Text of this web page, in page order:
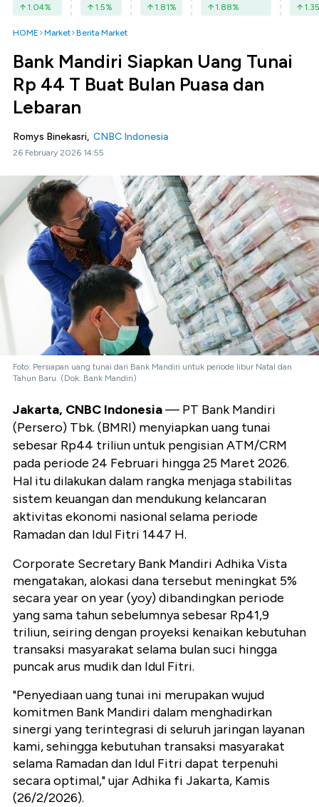
1.04% 1.5% 1.81% 1.88% 1.35
HOME Market Berita Market
Bank Mandiri Siapkan Uang Tunai
Rp 44 T Buat Bulan Puasa dan
Lebaran
Romys Binekasri, CNBC Indonesia
26 February 2026 14:55
Foto: Persiapan uang tunai dari Bank Mandiri untuk periode libur Natal dan
Tahun Baru. (Dok. Bank Mandiri)
Jakarta, CNBC Indonesia— PT Bank Mandiri
(Persero) Tbk. (BMRI) menyiapkan uang tunai
sebesar Rp44 triliun untuk pengisian ATM/CRM
pada periode 24 Februari hingga 25 Maret 2026.
Hal itu dilakukan dalam rangka menjaga stabilitas
sistem keuangan dan mendukung kelancaran
aktivitas ekonomi nasional selama periode
Ramadan dan Idul Fitri 1447 H.
Corporate Secretary Bank Mandiri Adhika Vista
mengatakan, alokasi dana tersebut meningkat 5%
secara year on year (yoy) dibandingkan periode
yang sama tahun sebelumnya sebesar Rp41,9
triliun, seiring dengan proyeksi kenaikan kebutuhan
transaksi masyarakat selama bulan suci hingga
puncak arus mudik dan Idul Fitri.
"Penyediaan uang tunai ini merupakan wujud
komitmen Bank Mandiri dalam menghadirkan
sinergi yang terintegrasi di seluruh jaringan layanan
kami, sehingga kebutuhan transaksi masyarakat
selama Ramadan dan Idul Fitri dapat terpenuhi
secara optimal," ujar Adhika fi Jakarta, Kamis
(26/2/2026).